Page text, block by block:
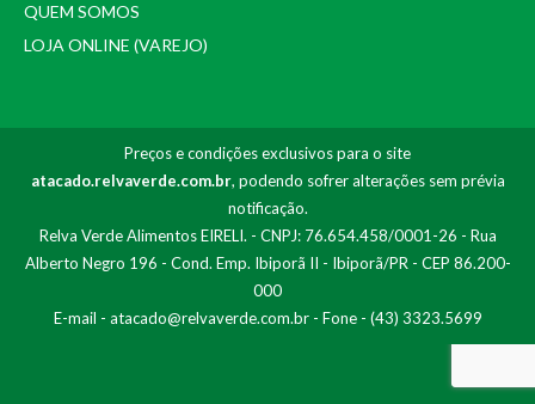
QUEM SOMOS
LOJA ONLINE (VAREJO)
Preços e condições exclusivos para o site
atacado.relvaverde.com.br, podendo sofrer alterações sem prévia
notificação.
Relva Verde Alimentos EIRELI. - CNPJ: 76.654.458/0001-26 - Rua
Alberto Negro 196 - Cond. Emp. Ibiporã II - Ibiporã/PR - CEP 86.200-
000
E-mail - atacado@relvaverde.com.br- Fone - (43) 3323.5699